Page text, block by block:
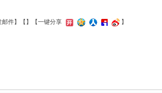
邮件】【 】 【一键分享 】